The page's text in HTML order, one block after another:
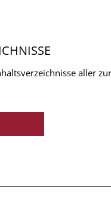
aller